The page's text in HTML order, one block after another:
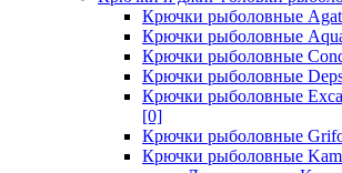
Крючки рыболовные
Крючки рыболовные
Крючки рыболовные
Крючки рыболовные
Крючки рыболовные
[0]
Крючки рыболовные
Крючки рыболовные